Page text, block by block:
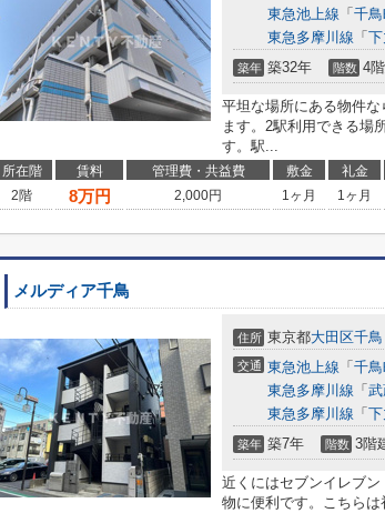
東急池上線 「 千
東急多摩川線 「
築年 築32年 階数 4
平坦な場所にある物件
ます。2駅利用できる場
す。駅...
所在階 賃料 管理費・共益費 敷金 礼金
2階
8万円 2,000円 1ヶ月 1ヶ月
メルディア千鳥
住所 東京都大田区千鳥
交通 東急池上線 「 千
東急多摩川線 「 武
東急多摩川線 「
築年 築7年 階数 3階
近くにはセブンイレブ
物に便利です。こちら